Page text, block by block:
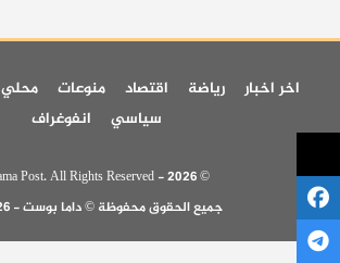
اخر اخبار رياضة اقتصاد منوعات محلي
سياسي
انفوغراف
© 2026 - Dama Post. All Rights Reserved.
جميع الحقوق محفوظة © داما بوست - 2026 -